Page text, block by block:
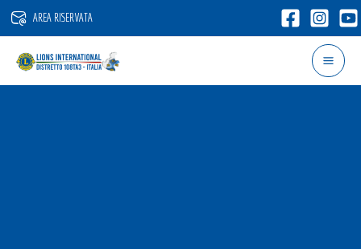
Vai
contenuto
AREA RISERVATA